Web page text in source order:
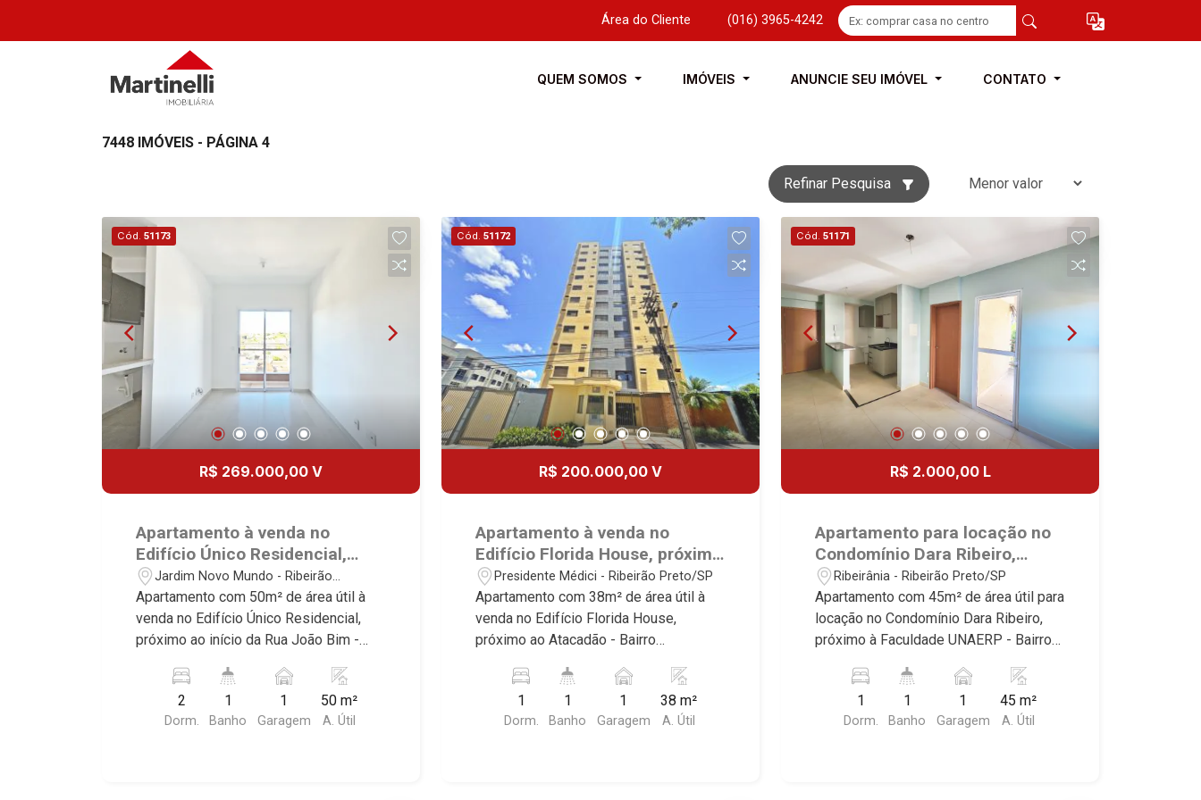
Área do Cliente (016) 3965-4242
QUEM SOMOS IMÓVEIS ANUNCIE SEU IMÓVEL CONTATO
7448 IMÓVEIS - PÁGINA 4
Refinar Pesquisa
Cód. 51173
R$ 269.000,00 V
Apartamento à venda no
Edifício Único Residencial,
próximo ao início da Rua João
Bim - Ribeirão Preto/SP
Jardim Novo Mundo - Ribeirão
Preto/SP
Apartamento com 50m² de área útil à
venda no Edifício Único Residencial,
próximo ao início da Rua João Bim -
Preto/SP Conheça as características
deste imóvel que a Martinelli
Imobiliária selecionou para você: -
2
Dorm.
1
Banho
1
Garagem
50 m²
A. Útil
Cód. 51172
R$ 200.000,00 V
Apartamento à venda no
Edifício Florida House, próximo
ao Atacadão - Ribeirão
Preto/SP.
Presidente Médici - Ribeirão Preto/SP
Apartamento com 38m² de área útil à
venda no Edifício Florida House,
próximo ao Atacadão - Bairro
Conheça as características deste
imóvel que a Martinelli Imobiliária
selecionou para você: - 38m² de área
1
Dorm.
1
Banho
1
Garagem
38 m²
A. Útil
Cód. 51171
R$ 2.000,00 L
Apartamento para locação no
Condomínio Dara Ribeiro,
próximo à Faculdade UNAERP -
Ribeirão Preto/SP.
Ribeirânia - Ribeirão Preto/SP
Apartamento com 45m² de área útil para
locação no Condomínio Dara Ribeiro,
próximo à Faculdade UNAERP - Bairro
as características deste imóvel que a
Martinelli Imobiliária selecionou para
você: - 45m² de área útil - 1 dormitório
1
Dorm.
1
Banho
1
Garagem
45 m²
A. Útil